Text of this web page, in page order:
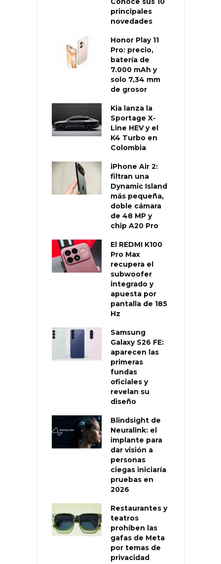
principales
novedades
Honor Play 11
Pro: precio,
batería de
7.000 mAh y
solo 7,34 mm
de grosor
Kia lanza la
Sportage X-
Line HEV y el
K4 Turbo en
Colombia
iPhone Air 2:
filtran una
Dynamic Island
más pequeña,
doble cámara
de 48 MP y
chip A20 Pro
El REDMI K100
Pro Max
recupera el
subwoofer
integrado y
apuesta por
pantalla de 185
Hz
Samsung
Galaxy S26 FE:
aparecen las
primeras
fundas
oficiales y
revelan su
diseño
Blindsight de
Neuralink: el
implante para
dar visión a
personas
ciegas iniciaría
pruebas en
2026
Restaurantes y
teatros
prohíben las
gafas de Meta
por temas de
privacidad